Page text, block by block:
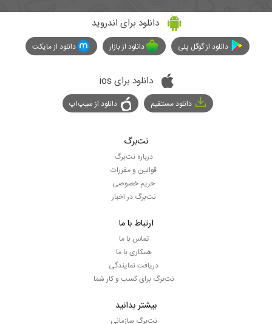
دانلود برای اندروید
دانلود از گوگل پلی دانلود از بازار دانلود از مایکت
دانلود برای ios
دانلود مستقیم دانلود از سیپ‌اپ
نت‌برگ
درباره نت‌برگ
قوانین و مقررات
حریم خصوصی
نت‌برگ در اخبار
ارتباط با ما
تماس با ما
همکاری با ما
دریافت نمایندگی
نت‌برگ برای کسب و کار شما
بیشتر بدانید
نت‌برگ سازمانی